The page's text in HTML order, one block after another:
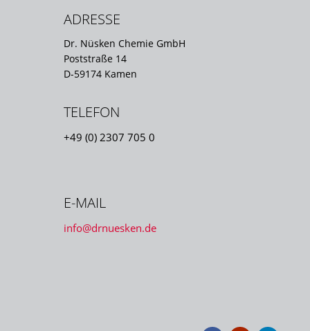
ADRESSE
Dr. Nüsken Chemie GmbH
Poststraße 14
D-59174 Kamen
TELEFON
+49 (0) 2307 705 0
E-MAIL
info@drnuesken.de